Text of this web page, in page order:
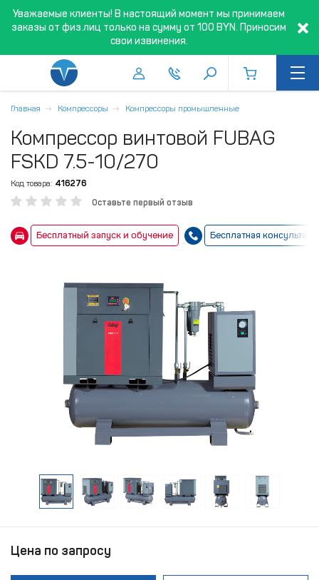
Уважаемые клиенты! В настоящий момент мы принимаем
заказы от физ.лиц только на сумму от 100 BYN. Приносим
свои извинения.
Главная Компрессоры Компрессоры промышленные
Компрессор винтовой FUBAG
FSKD 7.5-10/270
Код товара: 416276
Оставьте первый отзыв
Бесплатный запуск и обучение Бесплатная
Цена по запросу